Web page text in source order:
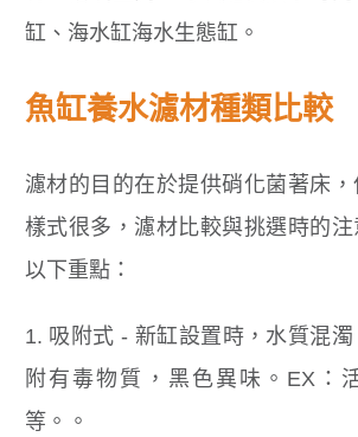
缸、海水缸海水生態缸。
魚缸養水濾材種類比較
濾材的目的在於提供硝化菌著床
樣式很多，濾材比較與挑選時的
以下重點：
1. 吸附式 - 新缸設置時，水質混
附有毒物質，黑色異味。EX：
等。。